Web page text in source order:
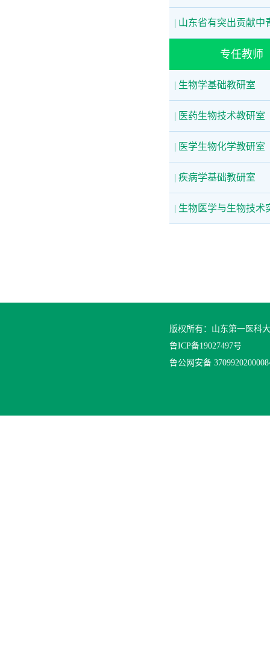
| 山东省有突出贡献中
专任教师
| 生物学基础教研室
| 医药生物技术教研室
| 医学生物化学教研室
| 疾病学基础教研室
| 生物医学与生物技术
版权所有：山东第一医科
鲁ICP备19027497号
鲁公网安备